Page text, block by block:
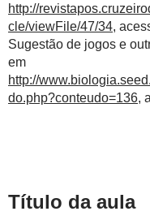
http://
cle/viewFile/47/34,
Sugestão de jogos e
em
http://
do.php?conteudo=136,
Título da aula